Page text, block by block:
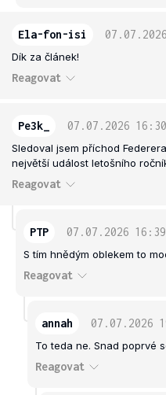
Ela-fon-isi 07.07.2026
Dík za článek!
Reagovat
Pe3k_ 07.07.2026 16:30
Sledoval jsem příchod
největší událost letošního
Reagovat
PTP 07.07.2026 16:39
S tím hnědým oblekem to
Reagovat
annah 07.07.2026
To teda ne. Snad poprvé
Reagovat